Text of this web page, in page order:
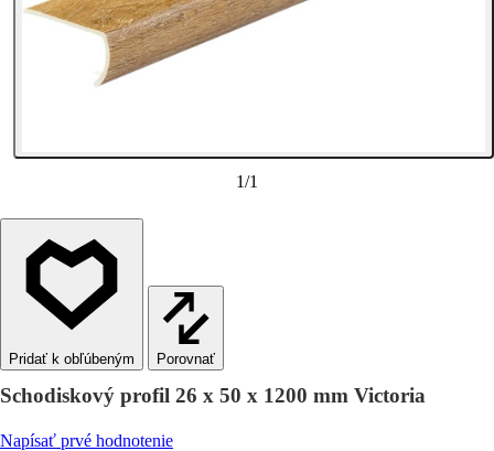
1/1
Porovnať
Schodiskový profil 26 x 50 x 1200 mm Victoria
Napísať prvé hodnotenie